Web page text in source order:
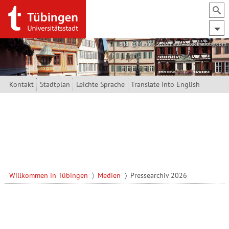
Direkt zum Inhalt
Bild: @Manuel Schönfeld – stock.adobe.com
Kontakt Stadtplan Leichte Sprache Translate into English
Willkommen in Tübingen Medien Pressearchiv 2026